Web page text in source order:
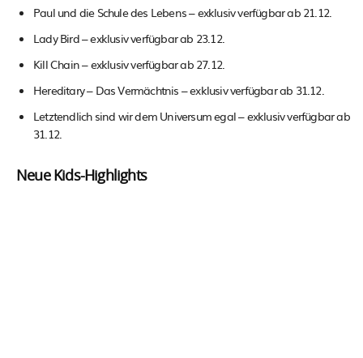
Paul und die Schule des Lebens – exklusiv verfügbar ab 21.12.
Lady Bird – exklusiv verfügbar ab 23.12.
Kill Chain – exklusiv verfügbar ab 27.12.
Hereditary – Das Vermächtnis – exklusiv verfügbar ab 31.12.
Letztendlich sind wir dem Universum egal – exklusiv verfügbar ab
31.12.
Neue Kids-Highlights